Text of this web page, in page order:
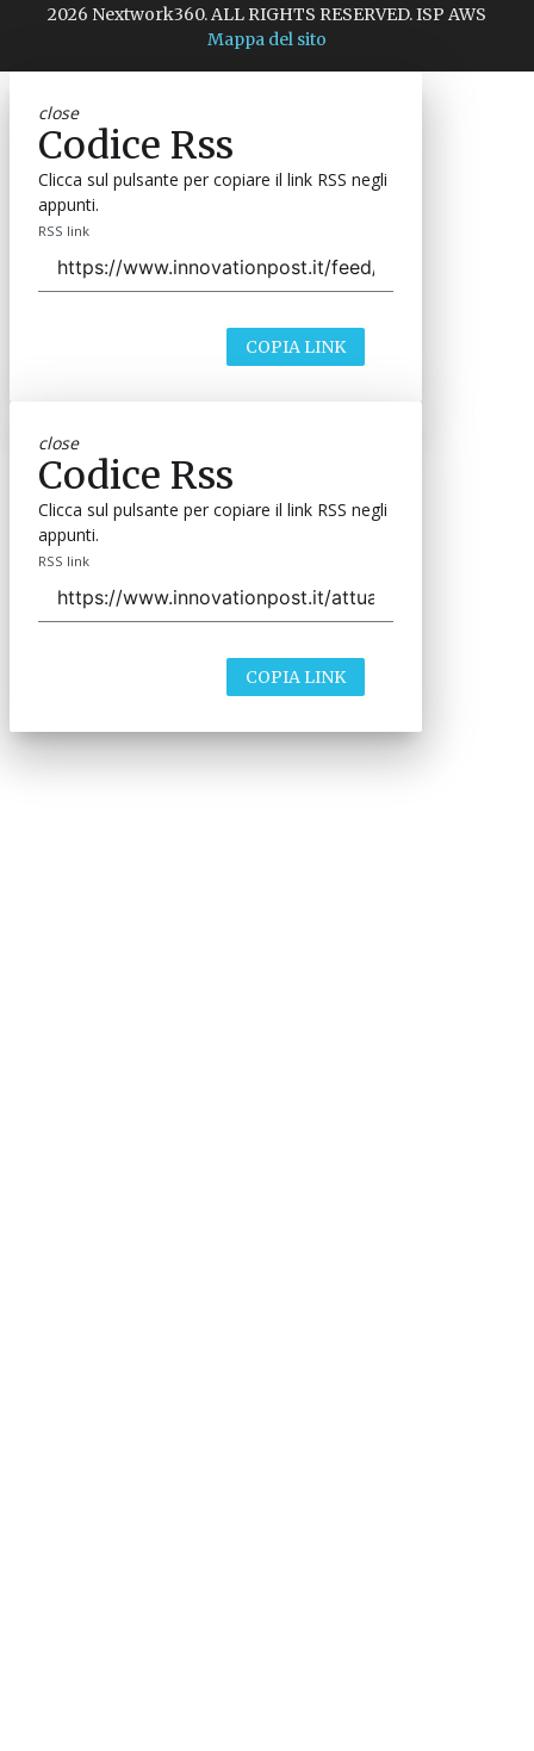
2026 Nextwork360. ALL RIGHTS RESERVED. ISP AWS
Mappa del sito
close
Codice Rss
Clicca sul pulsante per copiare il link RSS negli
appunti.
RSS link
COPIA LINK
close
Codice Rss
Clicca sul pulsante per copiare il link RSS negli
appunti.
RSS link
COPIA LINK